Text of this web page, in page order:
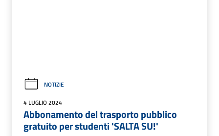
NOTIZIE
4 LUGLIO 2024
Abbonamento del trasporto pubblico
gratuito per studenti 'SALTA SU!'